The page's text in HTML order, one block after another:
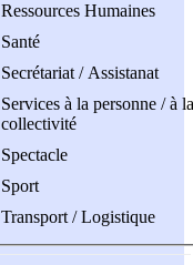
Ressources Humaines
Santé
Secrétariat / Assistanat
Services à la personne / à la
collectivité
Spectacle
Sport
Transport / Logistique